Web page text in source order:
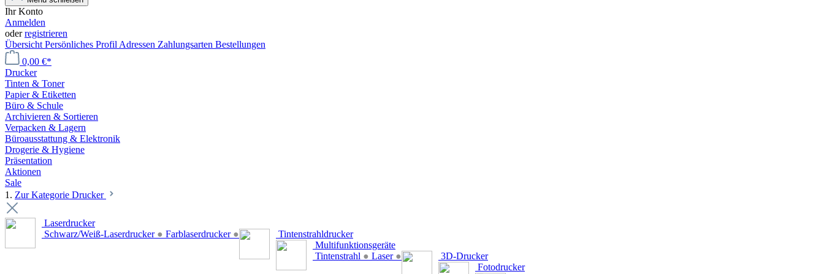
Ihr Konto
Anmelden
oderregistrieren
Übersicht Persönliches Profil Adressen Zahlungsarten Bestellungen
0,00 €*
Drucker
Tinten & Toner
Papier & Etiketten
Büro & Schule
Archivieren & Sortieren
Verpacken & Lagern
Büroausstattung & Elektronik
Drogerie & Hygiene
Präsentation
Aktionen
Sale
1. Zur Kategorie Drucker
Laserdrucker
Schwarz/Weiß-Laserdrucker ● Farblaserdrucker ●
Tintenstrahldrucker
Multifunktionsgeräte
Tintenstrahl ● Laser ●
3D-Drucker
Fotodrucker